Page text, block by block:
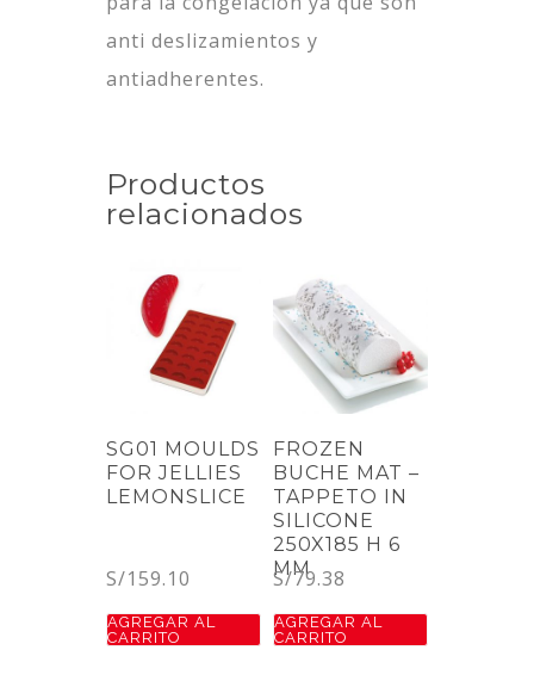
anti deslizamientos y
antiadherentes.
Productos
relacionados
SG01 MOULDS
FOR JELLIES
LEMONSLICE
S/159.10
AGREGAR AL
CARRITO
FROZEN
BUCHE MAT –
TAPPETO IN
SILICONE
250X185 H 6
MM
S/79.38
AGREGAR AL
CARRITO